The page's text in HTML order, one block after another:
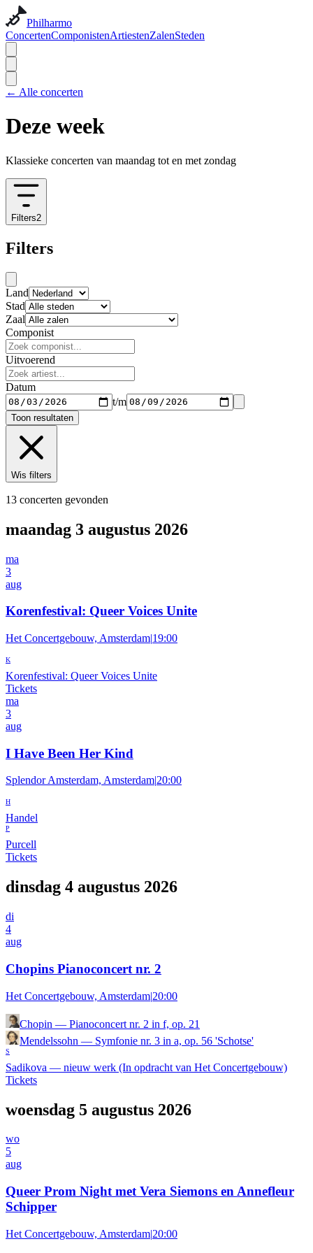
Philharmo
ConcertenComponistenArtiestenZalenSteden
← Alle concerten
Deze week
Klassieke concerten van maandag tot en met zondag
Filters2
Filters
Land
Stad
Zaal
Componist
Uitvoerend
Datum
t/m
Toon resultaten
Wis filters
13 concerten gevonden
maandag 3 augustus 2026
ma
3
aug
Korenfestival: Queer Voices Unite
Het Concertgebouw, Amsterdam|19:00
K
Korenfestival: Queer Voices Unite
Tickets
ma
3
aug
I Have Been Her Kind
Splendor Amsterdam, Amsterdam|20:00
H
Handel
P
Purcell
Tickets
dinsdag 4 augustus 2026
di
4
aug
Chopins Pianoconcert nr. 2
Het Concertgebouw, Amsterdam|20:00
Chopin — Pianoconcert nr. 2 in f, op. 21
Mendelssohn — Symfonie nr. 3 in a, op. 56 'Schotse'
S
Sadikova — nieuw werk (In opdracht van Het Concertgebouw)
Tickets
woensdag 5 augustus 2026
wo
5
aug
Queer Prom Night met Vera Siemons en Annefleur
Schipper
Het Concertgebouw, Amsterdam|20:00